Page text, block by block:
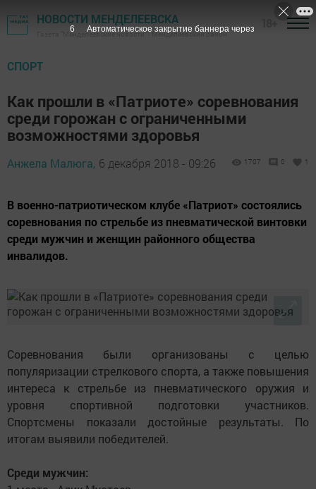
НОВОСТИ МЕНДЕЛЕЕВСКА
Газета "Менделеевские новости" - Менделеевский район
СПОРТ
Как прошли в «Патриоте» соревнования
среди горожан с ограниченными
возможностями здоровья
Анжела Малюга, 6 декабря 2018 - 09:26 1707 0 1
В военно-патриотическом клубе «Патриот» состоялись
соревнования по стрельбе из пневматической винтовки
среди мужчин и женщин районного общества
инвалидов.
Соревнования были организованы с целью
популяризации стрелкового спорта, а также повышения
интереса к стрельбе из пневматического оружия и
уровня спортивной подготовки участников.
Спортсмены показали достойные результаты. По
итогам выявили победителей.
Среди мужчин:
6 Автоматическое закрытие баннера через